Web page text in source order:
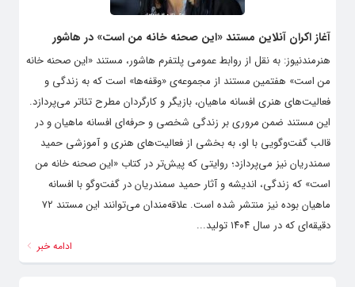
آغاز اکران آنلاین مستند «این صحنه خانه من است» در هاشور
هنرمندنیوز: به نقل از روابط عمومی پلتفرم هاشور، مستند «این صحنه خانه
من است» هفتمین مستند از مجموعه‌ی «وقفه‌ها» است که به زندگی و
فعالیت‌های هنری افسانه ماهیان، بازیگر و کارگردان مطرح تئاتر می‌پردازد.
این مستند ضمن مروری بر زندگی شخصی و حرفه‌ای افسانه ماهیان و در
قالب گفت‌وگویی با او، به بخشی‌ از فعالیت‌های هنری و آموزشی حمید
سمندریان نیز می‌پردازد؛ روایتی که پیش‌تر در کتاب «این صحنه خانه من
است» که زندگی، اندیشه و آثار حمید سمندریان در گفت‌و‌گو با افسانه
ماهیان بوده نیز منتشر شده است. علاقه‌مندان می‌توانند این مستند ۷۲
دقیقه‌ای که در سال ۱۴۰۴ تولید...
ادامه خبر